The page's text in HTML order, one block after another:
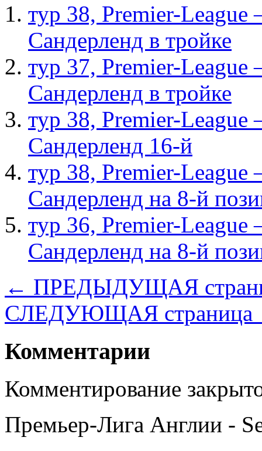
тур 38, Рremier-
Сандерленд в тройке
тур 37, Рremier-
Сандерленд в тройке
тур 38, Рremier-
Сандерленд 16-й
тур 38, Рremier-
Сандерленд на 8-й
тур 36, Рremier-
Сандерленд на 8-й
← ПРЕДЫДУЩАЯ
СЛЕДУЮЩАЯ
Комментарии
Комментирование
Премьер-Лига Англии -